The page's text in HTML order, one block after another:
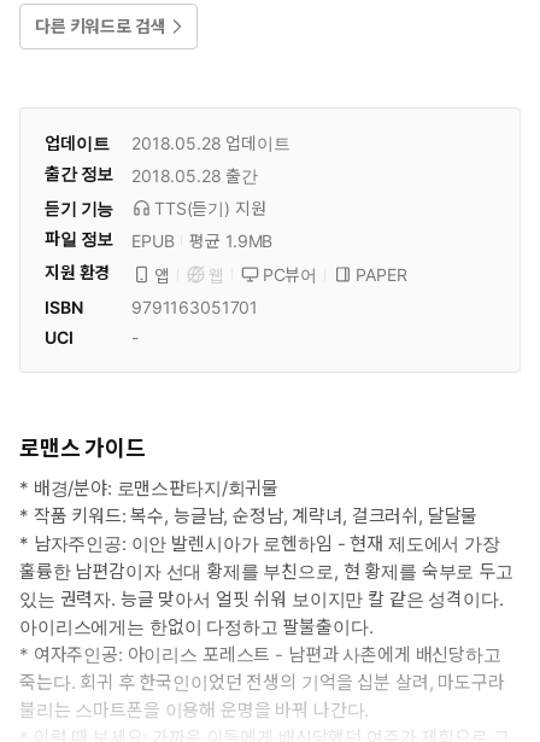
다른 키워드로 검색
업데이트 2018.05.28 업데이트
출간 정보
2018.05.28 출간
듣기 기능
TTS(듣기) 지원
파일 정보
EPUB
평균 1.9MB
지원 환경
앱 웹 PC뷰어
PAPER
ISBN
9791163051701
UCI
-
로맨스 가이드
* 배경/분야: 로맨스판타지/회귀물
* 작품 키워드: 복수, 능글남, 순정남, 계략녀, 걸크러쉬, 달달물
* 남자주인공: 이안 발렌시아가 로헨하임 - 현재 제도에서 가장
훌륭한 남편감이자 선대 황제를 부친으로, 현 황제를 숙부로 두고
있는 권력자. 능글 맞아서 얼핏 쉬워 보이지만 칼 같은 성격이다.
아이리스에게는 한없이 다정하고 팔불출이다.
* 여자주인공: 아이리스 포레스트 - 남편과 사촌에게 배신당하고
죽는다. 회귀 후 한국인이었던 전생의 기억을 십분 살려, 마도구라
불리는 스마트폰을 이용해 운명을 바꿔 나간다.